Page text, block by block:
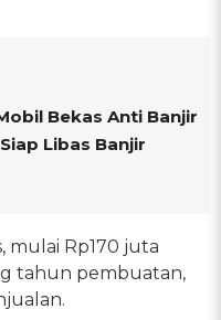
Bekas Anti Banjir
Libas Banjir
mulai Rp170 juta
tahun pembuatan,